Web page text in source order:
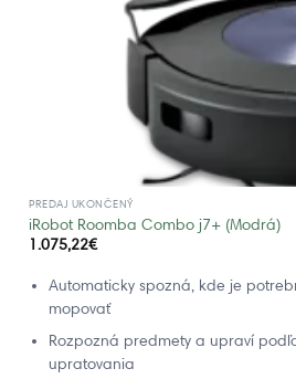
PREDAJ UKONČENÝ
iRobot Roomba Combo j7+ (Modrá)
1.075,22€
Automaticky spozná, kde je
mopovať
Rozpozná predmety a upraví
upratovania